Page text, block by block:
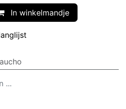
In winkelmandje
...